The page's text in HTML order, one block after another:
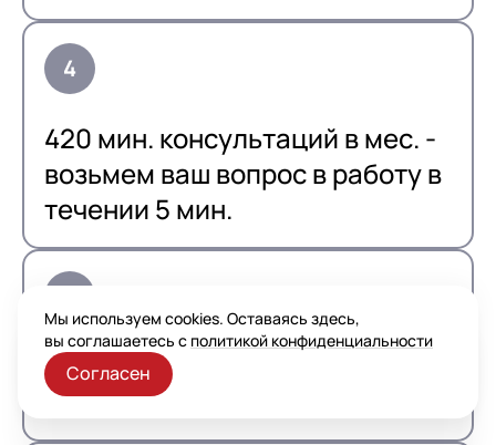
420 мин. консультаций в мес. -
возьмем ваш вопрос в работу в
течении 5 мин.
Экономия на подключение
сервисов 111 900 руб. в год.
Мы используем cookies. Оставаясь здесь,
вы соглашаетесь с политикой конфиденциальности
Согласен